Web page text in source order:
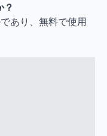
あり、無料で使用